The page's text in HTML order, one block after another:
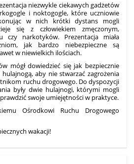
niezwykle ciekawych gadżetów
i noktogogle, które uczniowie
w nich krótki dystans mogli
się z człowiekiem zmęczonym,
czy narkotyków. Prezentacja miała
jak bardzo niebezpieczne są
w niewielkich ilościach.
mógł dowiedzieć się jak bezpiecznie
aby nie stwarzać zagrożenia
ruchu drogowego. Do dyspozycji
były dwie hulajnogi, którymi mogli
swoje umiejętności w praktyce.
Ośrodkowi Ruchu Drogowego
wakacji!